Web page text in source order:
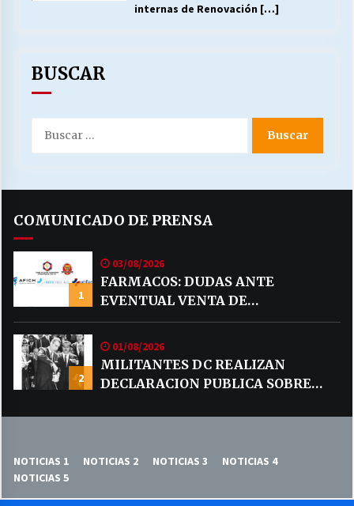
internas de Renovación […]
BUSCAR
por:
COMUNICADO DE PRENSA
1
03/08/2026
FARMACOS: DUDAS ANTE
EVENTUAL VENTA DE
MEDICAMENTOS POR MERCADO
LIBRE
2
01/08/2026
MILITANTES DC REALIZAN
DECLARACION PUBLICA SOBRE
NOTICIAS 1 NOTICIAS 2 NOTICIAS 3
NOTICIAS 4
NOTICIAS 5